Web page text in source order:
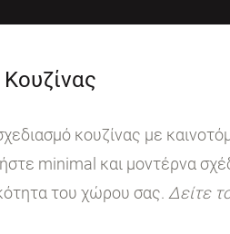
κουζίνας με
minimal και μοντέρνα
του χώρου σας. Δείτε